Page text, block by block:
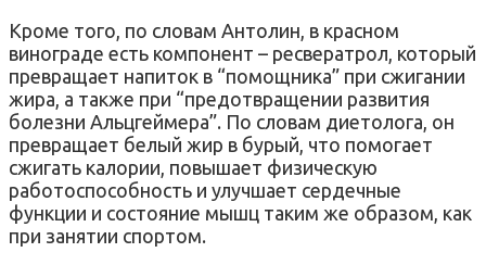
Кроме того, по словам Антолин, в красном
винограде есть компонент – ресвератрол, который
превращает напиток в “помощника” при сжигании
жира, а также при “предотвращении развития
болезни Альцгеймера”. По словам диетолога, он
превращает белый жир в бурый, что помогает
сжигать калории, повышает физическую
работоспособность и улучшает сердечные
функции и состояние мышц таким же образом, как
при занятии спортом.